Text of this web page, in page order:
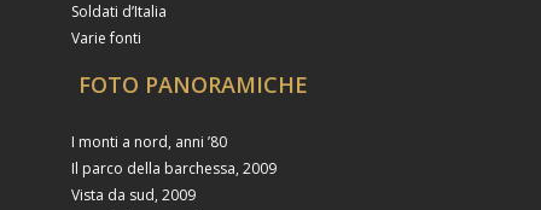
Soldati d’Italia
Varie fonti
FOTO PANORAMICHE
I monti a nord, anni ’80
Il parco della barchessa, 2009
Vista da sud, 2009